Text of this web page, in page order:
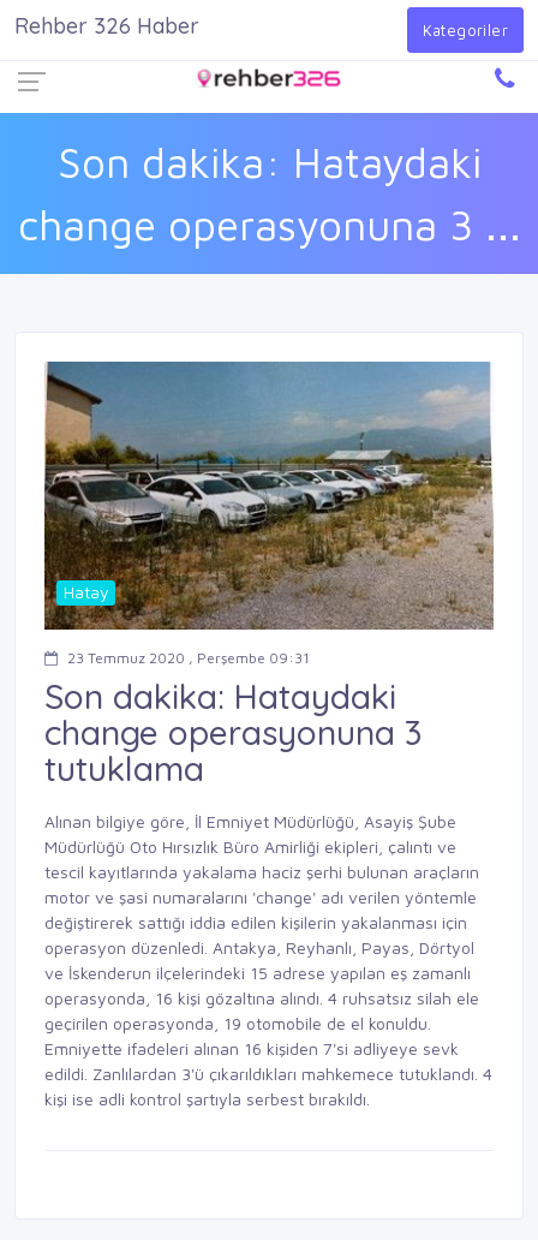
Giriş Yap
Son dakika: Hataydaki
change operasyonuna 3 ...
Rehber 326 Haber Kategoriler
Hatay
23 Temmuz 2020 , Perşembe 09:31
Son dakika: Hataydaki
change operasyonuna 3
tutuklama
Alınan bilgiye göre, İl Emniyet Müdürlüğü, Asayiş Şube
Müdürlüğü Oto Hırsızlık Büro Amirliği ekipleri, çalıntı ve
tescil kayıtlarında yakalama haciz şerhi bulunan araçların
motor ve şasi numaralarını 'change' adı verilen yöntemle
değiştirerek sattığı iddia edilen kişilerin yakalanması için
operasyon düzenledi. Antakya, Reyhanlı, Payas, Dörtyol
ve İskenderun ilçelerindeki 15 adrese yapılan eş zamanlı
operasyonda, 16 kişi gözaltına alındı. 4 ruhsatsız silah ele
geçirilen operasyonda, 19 otomobile de el konuldu.
Emniyette ifadeleri alınan 16 kişiden 7'si adliyeye sevk
edildi. Zanlılardan 3'ü çıkarıldıkları mahkemece tutuklandı. 4
kişi ise adli kontrol şartıyla serbest bırakıldı.